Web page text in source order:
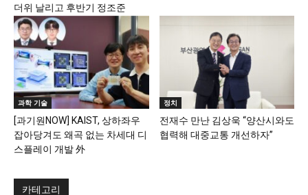
더위 날리고 후반기 정조준
과학 기술
[과기원NOW] KAIST, 상하좌우
잡아당겨도 왜곡 없는 차세대 디
스플레이 개발 外
정치
전재수 만난 김상욱 “양산시와도
협력해 대중교통 개선하자”
카테고리